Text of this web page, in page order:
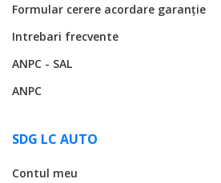
Formular cerere acordare garanție
Intrebari frecvente
ANPC - SAL
ANPC
SDG LC AUTO
Contul meu